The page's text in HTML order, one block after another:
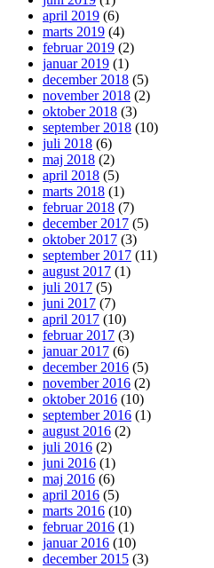
april 2019 (6)
marts 2019 (4)
februar 2019 (2)
januar 2019 (1)
december 2018 (5)
november 2018 (2)
oktober 2018 (3)
september 2018 (10)
juli 2018 (6)
maj 2018 (2)
april 2018 (5)
marts 2018 (1)
februar 2018 (7)
december 2017 (5)
oktober 2017 (3)
september 2017 (11)
august 2017 (1)
juli 2017 (5)
juni 2017 (7)
april 2017 (10)
februar 2017 (3)
januar 2017 (6)
december 2016 (5)
november 2016 (2)
oktober 2016 (10)
september 2016 (1)
august 2016 (2)
juli 2016 (2)
juni 2016 (1)
maj 2016 (6)
april 2016 (5)
marts 2016 (10)
februar 2016 (1)
januar 2016 (10)
december 2015 (3)